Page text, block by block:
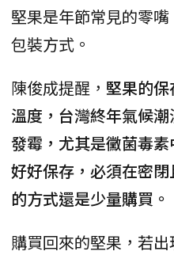
堅果是年節常見的零
包裝方式。
陳俊成提醒， 堅果的
溫度，台灣終年氣候
發霉，尤其是黴菌毒
好好保存，必須在密
的方式還是少量購買。
購買回來的堅果，若